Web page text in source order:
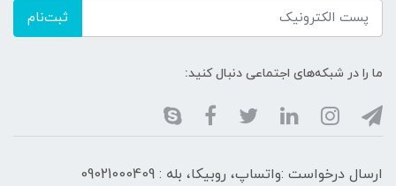
ثبت‌نام
ما را در شبکه‌های اجتماعی دنبال کنید:
ارسال درخواست :واتساپ، روبیکا، بله : 09021000409